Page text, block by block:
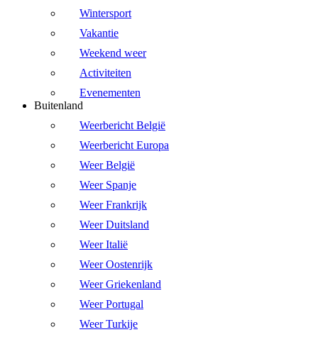
Wintersport
Vakantie
Weekend weer
Activiteiten
Evenementen
Buitenland
Weerbericht België
Weerbericht Europa
Weer België
Weer Spanje
Weer Frankrijk
Weer Duitsland
Weer Italië
Weer Oostenrijk
Weer Griekenland
Weer Portugal
Weer Turkije